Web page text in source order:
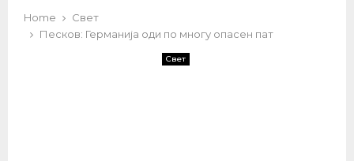
Home
Свет
Песков: Германија оди по многу опасен пат
Свет